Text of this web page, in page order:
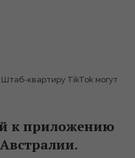
Штаб-квартиру TikTok могут
к приложению